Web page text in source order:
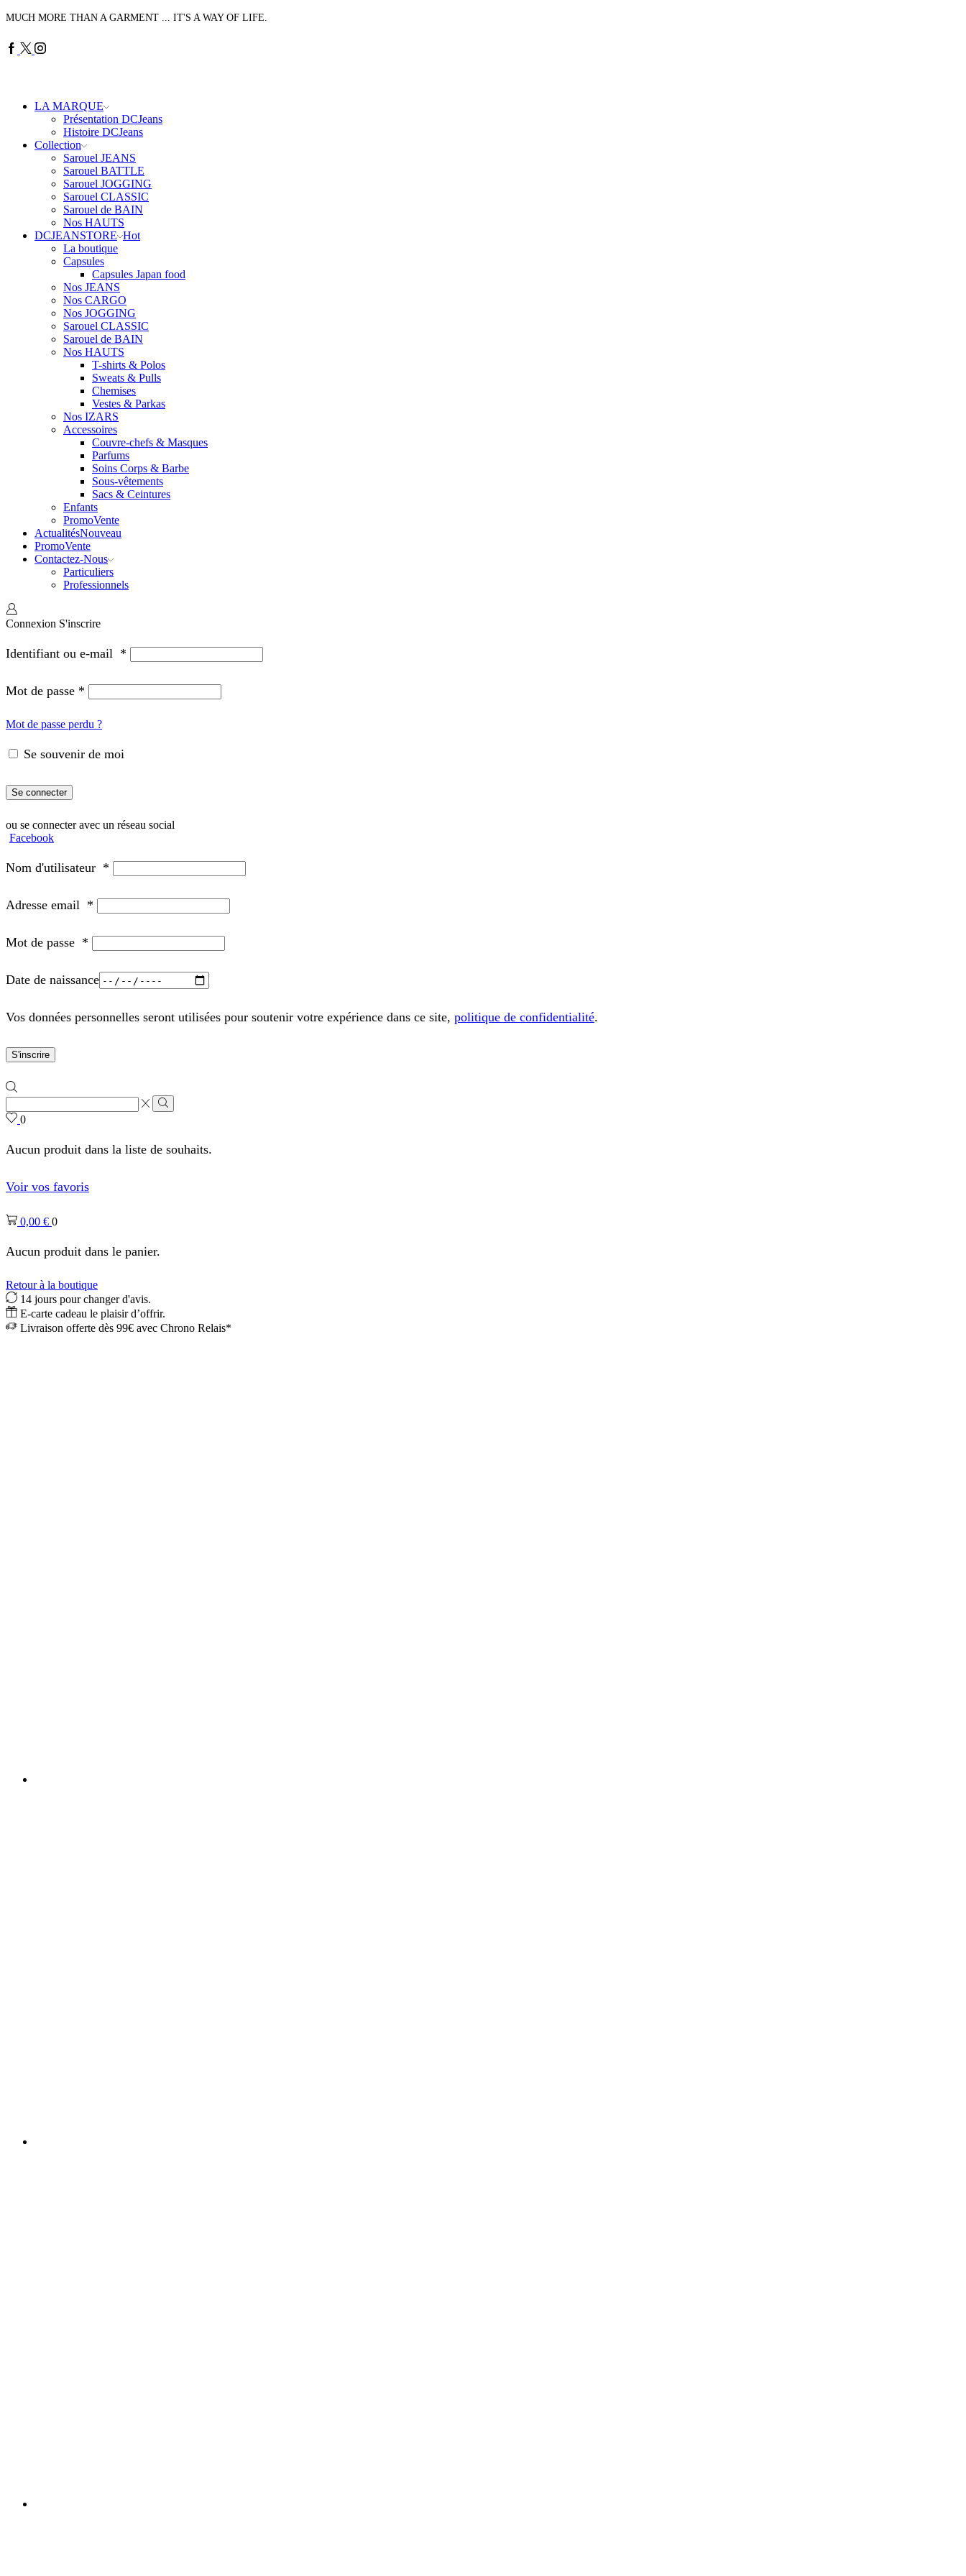
MUCH MORE THAN A GARMENT ... IT'S A WAY OF LIFE.
Facebook
TwitterInstagram
LA MARQUE
Présentation DCJeans
Histoire DCJeans
Collection
Sarouel JEANS
Sarouel BATTLE
Sarouel JOGGING
Sarouel CLASSIC
Sarouel de BAIN
Nos HAUTS
DCJEANSTORE Hot
La boutique
Capsules
Capsules Japan food
Nos JEANS
Nos CARGO
Nos JOGGING
Sarouel CLASSIC
Sarouel de BAIN
Nos HAUTS
T-shirts & Polos
Sweats & Pulls
Chemises
Vestes & Parkas
Nos IZARS
Accessoires
Couvre-chefs & Masques
Parfums
Soins Corps & Barbe
Sous-vêtements
Sacs & Ceintures
Enfants
PromoVente
ActualitésNouveau
PromoVente
Contactez-Nous
Particuliers
Professionnels
Connexion S'inscrire
Identifiant ou e-mail *
Mot de passe *
Mot de passe perdu ?
Se souvenir de moi
Se connecter
ou se connecter avec un réseau social
Facebook
Nom d'utilisateur *
Adresse email *
Mot de passe *
Date de naissance
Vos données personnelles seront utilisées pour soutenir votre expérience dans ce site, politique de confidentialité.
S'inscrire
Zone
de
saisie
recherche
Rechercher
0
Aucun produit dans la liste de souhaits.
Voir vos favoris
0,00 € 0
Aucun produit dans le panier.
Retour à la boutique
14 jours pour changer d'avis.
E-carte cadeau le plaisir d’offrir.
Livraison offerte dès 99€ avec Chrono Relais*